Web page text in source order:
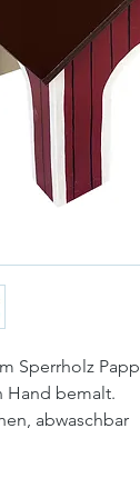
Sperrholz
Hand bemalt.
abwaschbar